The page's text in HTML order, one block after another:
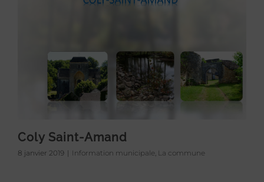
Coly Saint-Amand
8 janvier 2019 | Information municipale, La commune